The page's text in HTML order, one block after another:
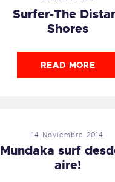
Surfer-The
Shores
READ MORE
14 Noviembre 2014
Mundaka surf
aire!